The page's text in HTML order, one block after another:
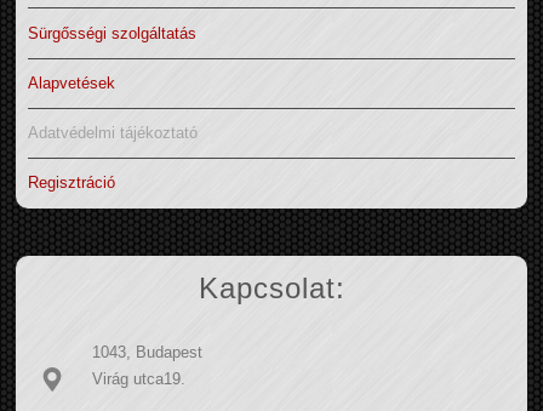
Sürgősségi szolgáltatás
Alapvetések
Adatvédelmi tájékoztató
Regisztráció
Kapcsolat:
1043, Budapest
Virág utca19.